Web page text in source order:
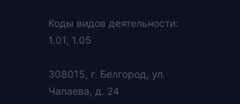
Коды видов деятельности:
1.01, 1.05
308015, г. Белгород, ул.
Чапаева, д. 24